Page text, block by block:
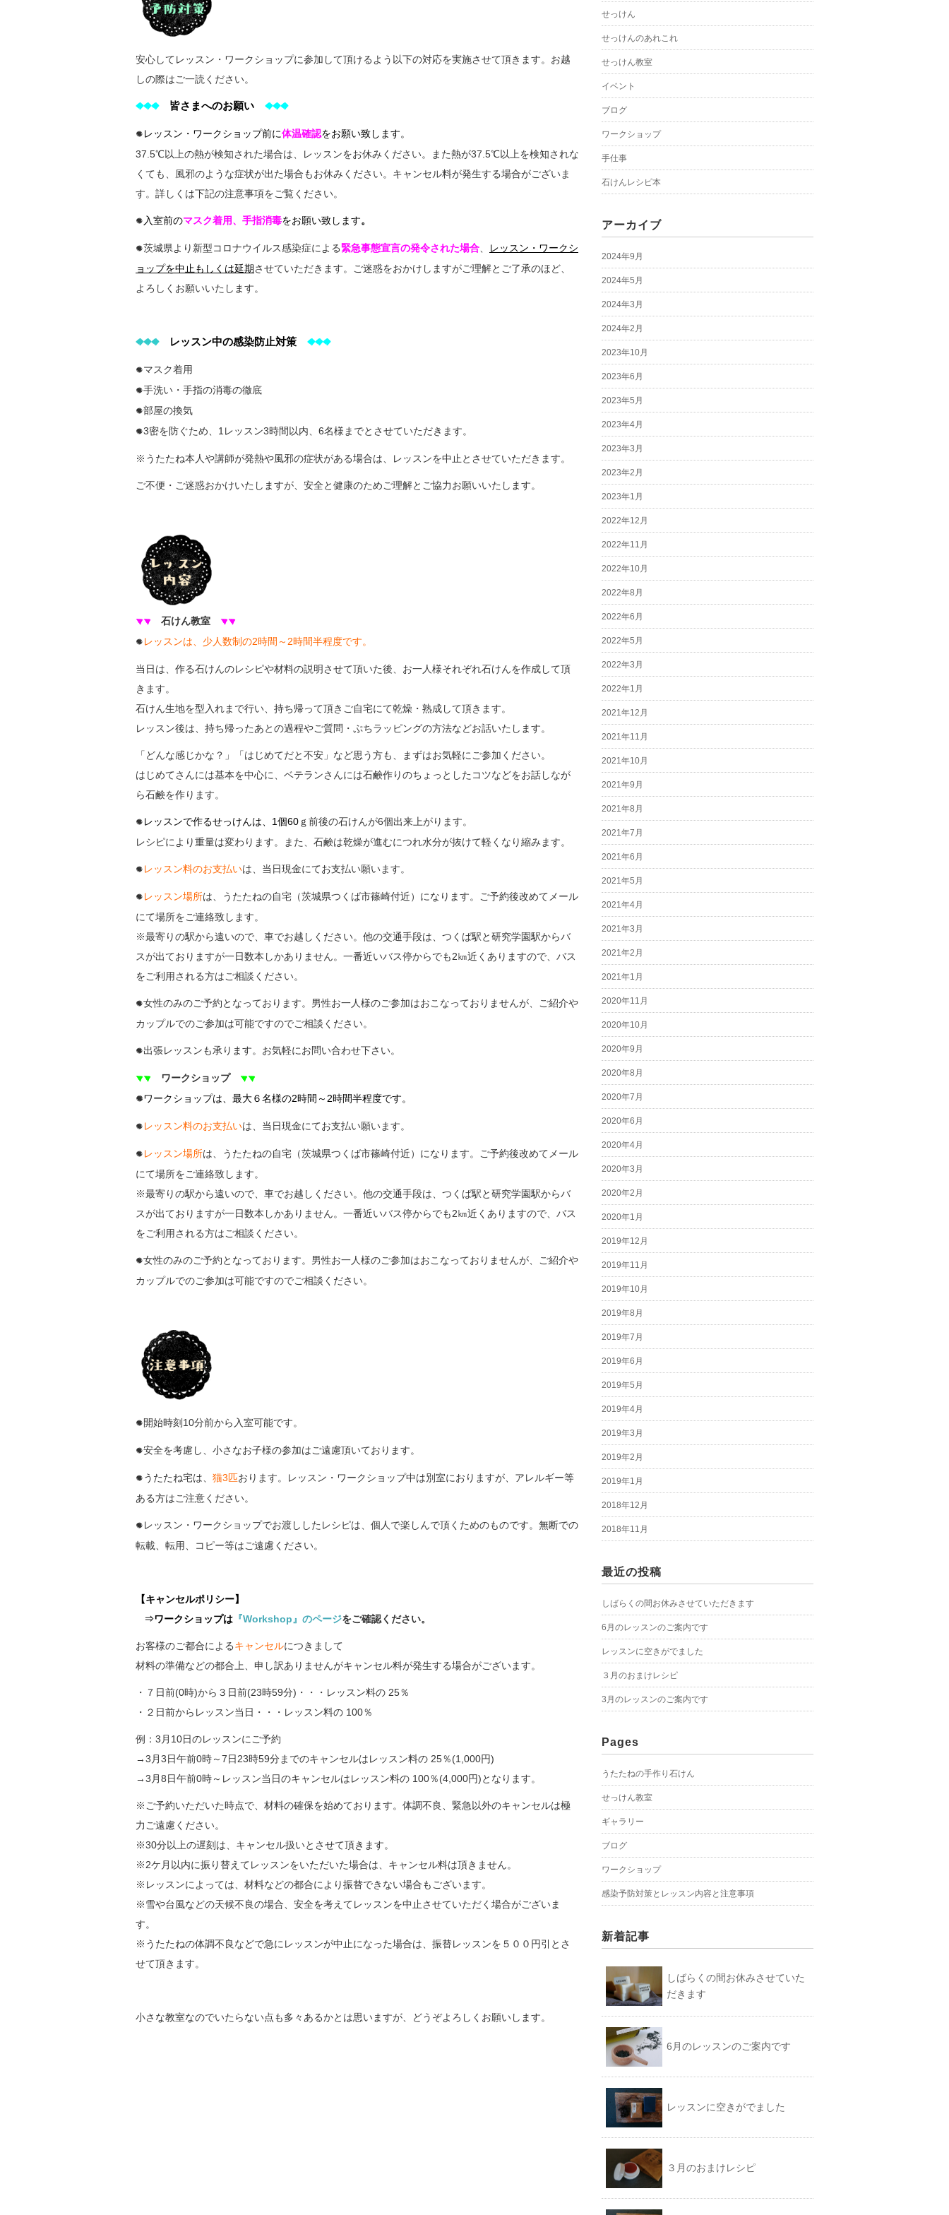
安心してレッスン・ワークショップに参加して頂けるよう以下の対応を実施させて頂きます。お越
しの際はご一読ください。
◆◆◆ 皆さまへのお願い ◆◆◆
● レッスン・ワークショップ前に体温確認をお願い致します。
37.5℃以上の熱が検知された場合は、レッスンをお休みください。また熱が37.5℃以上を検知されな
くても、風邪のような症状が出た場合もお休みください。キャンセル料が発生する場合がございま
す。詳しくは下記の注意事項をご覧ください。
● 入室前のマスク着用、手指消毒をお願い致します。
●茨城県より新型コロナウイルス感染症による緊急事態宣言の発令された場合
レッスン・ワークシ
ョップを中止もしくは延期させていただきます。ご迷惑をおかけしますがご理解とご了承のほど、
よろしくお願いいたします。
◆◆◆ レッスン中の感染防止対策 ◆◆◆
●マスク着用
●手洗い・手指の消毒の徹底
●部屋の換気
●3密を防ぐため、1レッスン3時間以内、6名様までとさせていただきます。
※うたたね本人や講師が発熱や風邪の症状がある場合は、レッスンを中止とさせていただきます。
ご不便・ご迷惑おかけいたしますが、安全と健康のためご理解とご協力お願いいたします。
▼▼ 石けん教室 ▼▼
● レッスンは、少人数制の2時間～2時間半程度です。
当日は、作る石けんのレシピや材料の説明させて頂いた後、お一人様それぞれ石けんを作成して頂
きます。
石けん生地を型入れまで行い、持ち帰って頂きご自宅にて乾燥・熟成して頂きます。
レッスン後は、持ち帰ったあとの過程やご質問・ぷちラッピングの方法などお話いたします。
「どんな感じかな？」「はじめてだと不安」など思う方も、まずはお気軽にご参加ください。
はじめてさんには基本を中心に、ベテランさんには石鹸作りのちょっとしたコツなどをお話しなが
ら石鹸を作ります。
● レッスンで作るせっけんは、1個60 ｇ前後の石けんが6個出来上がります。
レシピにより重量は変わります。
また、石鹸は乾燥が進むにつれ水分が抜けて軽くなり縮みます。
● レッスン料のお支払いは、当日現金にてお支払い願います。
● レッスン場所は、うたたねの自宅（茨城県つくば市篠崎付近）になります。ご予約後改めてメール
にて場所をご連絡致します。
※最寄りの駅から遠いので、車でお越しください。他の交通手段は、つくば駅と研究学園駅からバ
スが出ておりますが一日数本しかありません。一番近いバス停からでも2㎞近くありますので、バス
をご利用される方はご相談ください。
●女性のみのご予約となっております。男性お一人様のご参加はおこなっておりませんが、ご紹介や
カップルでのご参加は可能ですのでご相談ください。
●出張レッスンも承ります。 お気軽にお問い合わせ下さい。
▼▼ ワークショップ ▼▼
●ワークショップは、最大６名様の2時間～2時間半程度です。
● レッスン料のお支払いは、当日現金にてお支払い願います。
● レッスン場所は、うたたねの自宅（茨城県つくば市篠崎付近）になります。ご予約後改めてメール
にて場所をご連絡致します。
※最寄りの駅から遠いので、車でお越しください。他の交通手段は、つくば駅と研究学園駅からバ
スが出ておりますが一日数本しかありません。一番近いバス停からでも2㎞近くありますので、バス
をご利用される方はご相談ください。
●女性のみのご予約となっております。男性お一人様のご参加はおこなっておりませんが、ご紹介や
カップルでのご参加は可能ですのでご相談ください。
● 開始時刻10分前から入室可能です。
●安全を考慮し、小さなお子様の参加はご遠慮頂いております。
● うたたね宅は、 猫3匹おります。レッスン・ワークショップ中は別室におりますが、アレルギー等
ある方はご注意ください。
● レッスン・ワークショップでお渡ししたレシピは、個人で楽しんで頂くためのものです。無断での
転載、転用、コピー等はご遠慮ください。
【キャンセルポリシー】
⇒ワークショップは 『Workshop』のページをご確認ください。
お客様のご都合によるキャンセルにつきまして
材料の準備などの都合上、申し訳ありませんがキャンセル料が発生する場合がございます。
・７日前(0時)から３日前(23時59分)・・・レッスン料の 25％
・２日前からレッスン当日・・・レッスン料の 100％
例：3月10日のレッスンにご予約
→3月3日午前0時～7日23時59分までのキャンセルはレッスン料の 25％(1,000円)
→3月8日午前0時～レッスン当日のキャンセルはレッスン料の 100％(4,000円)となります。
※ご予約いただいた時点で、材料の確保を始めております。体調不良、緊急以外のキャンセルは極
力ご遠慮ください。
※30分以上の遅刻は、キャンセル扱いとさせて頂きます。
※2ケ月以内に振り替えてレッスンをいただいた場合は、キャンセル料は頂きません。
※レッスンによっては、材料などの都合により振替できない場合もございます。
※雪や台風などの天候不良の場合、安全を考えてレッスンを中止させていただく場合がございま
す。
※うたたねの体調不良などで急にレッスンが中止になった場合は、振替レッスンを ５００円引とさ
せて頂きます。
小さな教室なのでいたらない点も多々あるかとは思いますが、どうぞよろしくお願いします。
せっけん
せっけんのあれこれ
せっけん教室
イベント
ブログ
ワークショップ
手仕事
石けんレシピ本
アーカイブ
2024年9月
2024年5月
2024年3月
2024年2月
2023年10月
2023年6月
2023年5月
2023年4月
2023年3月
2023年2月
2023年1月
2022年12月
2022年11月
2022年10月
2022年8月
2022年6月
2022年5月
2022年3月
2022年1月
2021年12月
2021年11月
2021年10月
2021年9月
2021年8月
2021年7月
2021年6月
2021年5月
2021年4月
2021年3月
2021年2月
2021年1月
2020年11月
2020年10月
2020年9月
2020年8月
2020年7月
2020年6月
2020年4月
2020年3月
2020年2月
2020年1月
2019年12月
2019年11月
2019年10月
2019年8月
2019年7月
2019年6月
2019年5月
2019年4月
2019年3月
2019年2月
2019年1月
2018年12月
2018年11月
最近の投稿
しばらくの間お休みさせていただきます
6月のレッスンのご案内です
レッスンに空きがでました
３月のおまけレシピ
3月のレッスンのご案内です
Pages
うたたねの手作り石けん
せっけん教室
ギャラリー
ブログ
ワークショップ
感染予防対策とレッスン内容と注意事項
新着記事
しばらくの間お休みさせていた
だきます
6月のレッスンのご案内です
レッスンに空きがでました
３月のおまけレシピ